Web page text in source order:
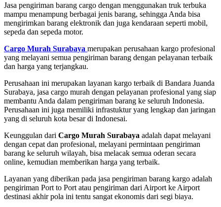
Jasa pengiriman barang cargo dengan menggunakan truk terbuka
mampu menampung berbagai jenis barang, sehingga Anda bisa
mengirimkan barang elektronik dan juga kendaraan seperti mobil,
sepeda dan sepeda motor.
Cargo Murah Surabaya merupakan perusahaan kargo profesional
yang melayani semua pengiriman barang dengan pelayanan terbaik
dan harga yang terjangkau.
Perusahaan ini merupakan layanan kargo terbaik di Bandara Juanda
Surabaya, jasa cargo murah dengan pelayanan profesional yang siap
membantu Anda dalam pengiriman barang ke seluruh Indonesia.
Perusahaan ini juga memiliki infrastuktur yang lengkap dan jaringan
yang di seluruh kota besar di Indonesai.
Keunggulan dari Cargo Murah Surabaya adalah dapat melayani
dengan cepat dan profesional, melayani permintaan pengiriman
barang ke seluruh wilayah, bisa melacak semua oderan secara
online, kemudian memberikan harga yang terbaik.
Layanan yang diberikan pada jasa pengiriman barang kargo adalah
pengiriman Port to Port atau pengiriman dari Airport ke Airport
destinasi akhir pola ini tentu sangat ekonomis dari segi biaya.